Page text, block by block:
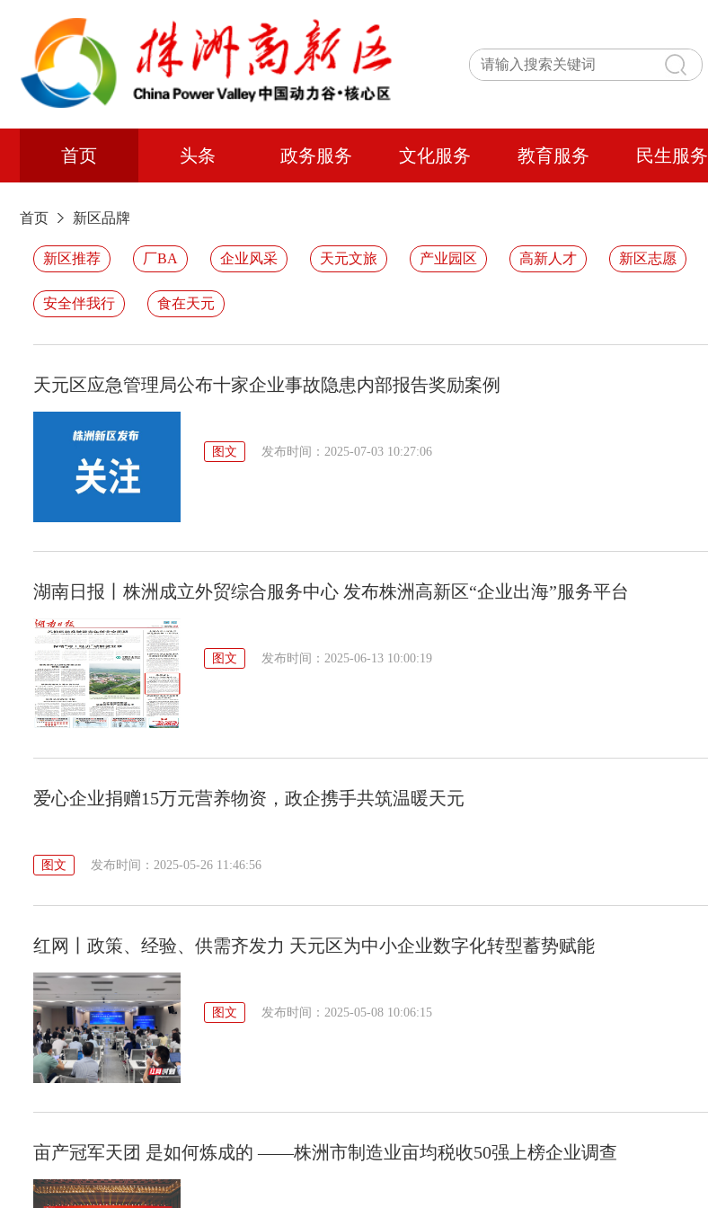
首页 头条 政务服务 文化服务 教育服务 民生服务
首页 新区品牌
新区推荐 厂BA 企业风采 天元文旅 产业园区 高新人才 新区志愿
安全伴我行 食在天元
天元区应急管理局公布十家企业事故隐患内部报告奖励案例
图文 发布时间：2025-07-03 10:27:06
湖南日报丨株洲成立外贸综合服务中心 发布株洲高新区“企业出海”服务平台
图文 发布时间：2025-06-13 10:00:19
爱心企业捐赠15万元营养物资，政企携手共筑温暖天元
图文 发布时间：2025-05-26 11:46:56
红网丨政策、经验、供需齐发力 天元区为中小企业数字化转型蓄势赋能
图文 发布时间：2025-05-08 10:06:15
亩产冠军天团 是如何炼成的 ——株洲市制造业亩均税收50强上榜企业调查